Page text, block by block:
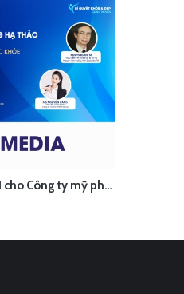
XEM NHANH
Livestream số thứ 1 cho Công ty mỹ phẩm Venus